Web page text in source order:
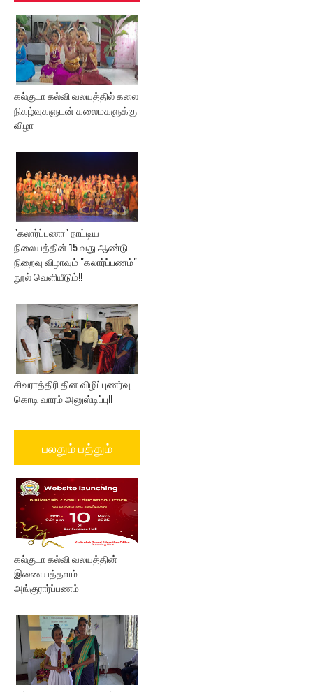
கல்குடா கல்வி வலயத்தில் கலை
நிகழ்வுகளுடன் கலைமகளுக்கு
விழா
"கலார்ப்பணா" நாட்டிய
நிலையத்தின் 15 வது ஆண்டு
நிறைவு விழாவும் "கலார்ப்பணம்"
நூல் வெளியீடும்!!
சிவராத்திரி தின விழிப்புணர்வு
கொடி வாரம் அனுஸ்டிப்பு!!
பலதும் பத்தும்
கல்குடா கல்வி வலயத்தின்
இணையத்தளம்
அங்குரார்ப்பணம்